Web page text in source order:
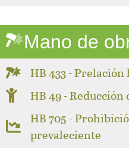
Mano de
HB 433 -
HB 49 -
HB 705 -
prevaleciente